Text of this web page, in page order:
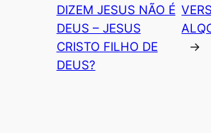
DIZEM JESUS NÃO É
DEUS – JESUS
CRISTO FILHO DE
DEUS?
→